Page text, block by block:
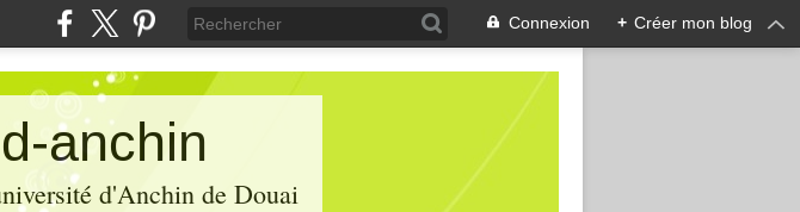
Connexion + Créer mon blog
anchin
d'Anchin de Douai